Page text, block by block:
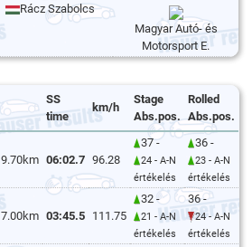
Rácz Szabolcs
Magyar Autó- és
Motorsport E.
SS
time
km/h
Stage
Abs.pos.
Rolled
Abs.pos.
9.70km 06:02.7 96.28
37 -
24 - A-N
értékelés
36 -
23 - A-N
értékelés
7.00km 03:45.5 111.75
32 -
21 - A-N
értékelés
36 -
24 - A-N
értékelés